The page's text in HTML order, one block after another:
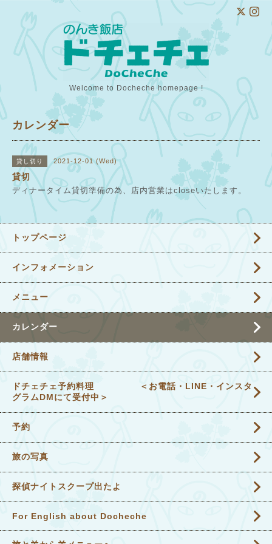
Welcome to Docheche homepage !
カレンダー
貸し切り 2021-12-01 (Wed)
貸切
ディナータイム貸切準備の為、店内営業はcloseいたします。
トップページ
インフォメーション
メニュー
カレンダー
店舗情報
ドチェチェ予約料理 ＜お電話・LINE・インスタ
グラムDMにて受付中＞
予約
旅の写真
探偵ナイトスクープ出たよ
For English about Docheche